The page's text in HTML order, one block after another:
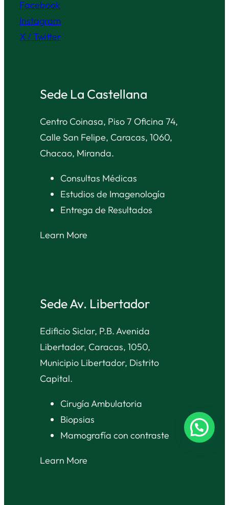
Facebook
Instagram
X / Twitter
Sede La Castellana
Centro Coinasa, Piso 7 Oficina 74,
Calle San Felipe, Caracas, 1060,
Chacao, Miranda.
Consultas Médicas
Estudios de Imagenología
Entrega de Resultados
Learn More
Sede Av. Libertador
Edificio Siclar, P.B. Avenida
Libertador, Caracas, 1050,
Municipio Libertador, Distrito
Capital.
Cirugía Ambulatoria
Biopsias
Mamografía con contraste
Learn More